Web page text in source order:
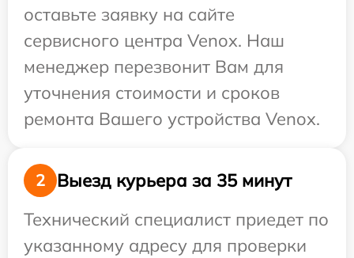
оставьте заявку на сайте
сервисного центра Venox. Наш
менеджер перезвонит Вам для
уточнения стоимости и сроков
ремонта Вашего устройства Venox.
2
Выезд курьера за 35 минут
Технический специалист приедет по
указанному адресу для проверки